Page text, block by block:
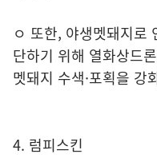
ㅇ 또한, 야생멧돼지로
단하기 위해 열화상드
멧돼지 수색·포획을 강
4. 럼피스킨